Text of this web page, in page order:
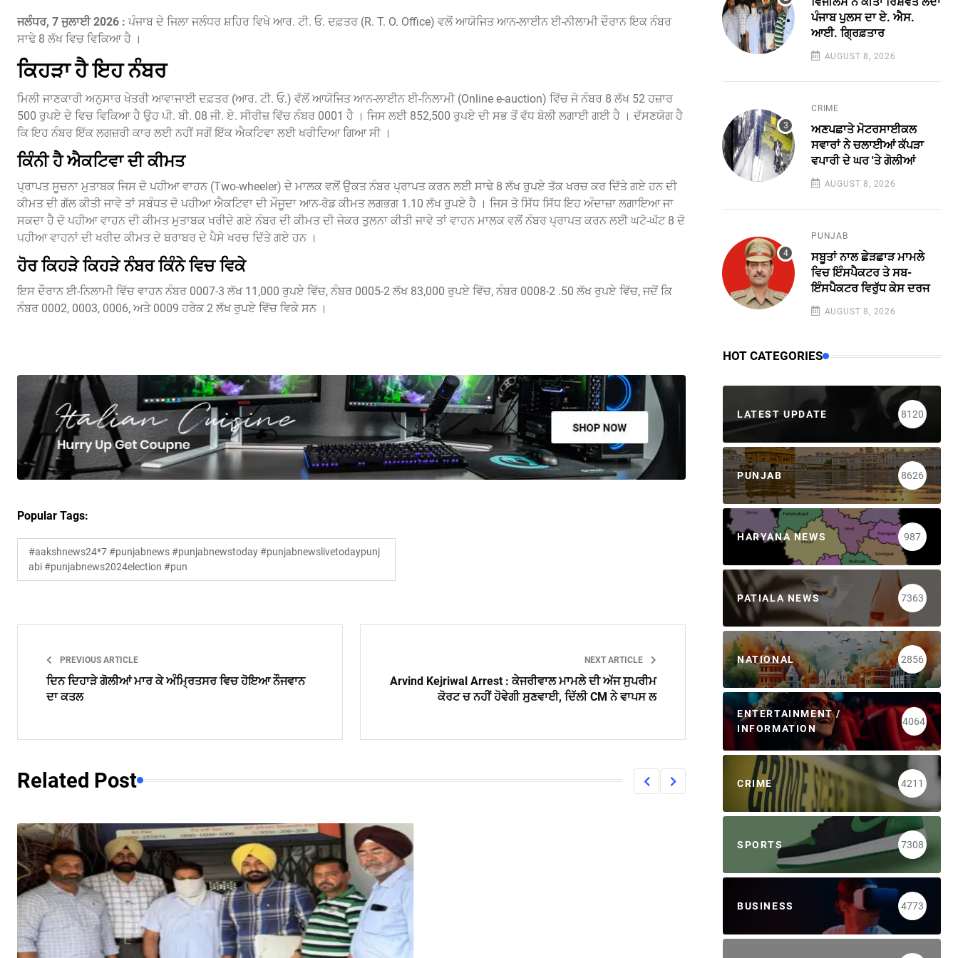
ਜਲੰਧਰ, 7 ਜੁਲਾਈ 2026 : ਪੰਜਾਬ ਦੇ ਜਿਲਾ ਜਲੰਧਰ ਸ਼ਹਿਰ ਵਿਖੇ ਆਰ. ਟੀ. ਓ. ਦਫ਼ਤਰ (R. T. O. Office) ਵਲੋਂ ਆਯੋਜਿਤ ਆਨ-ਲਾਈਨ ਈ-ਨੀਲਾਮੀ ਦੌਰਾਨ ਇਕ ਨੰਬਰ
ਸਾਢੇ 8 ਲੱਖ ਵਿਚ ਵਿਕਿਆ ਹੈ ।
ਕਿਹੜਾ ਹੈ ਇਹ ਨੰਬਰ
ਮਿਲੀ ਜਾਣਕਾਰੀ ਅਨੁਸਾਰ ਖੇਤਰੀ ਆਵਾਜਾਈ ਦਫ਼ਤਰ (ਆਰ. ਟੀ. ਓ.) ਵੱਲੋਂ ਆਯੋਜਿਤ ਆਨ-ਲਾਈਨ ਈ-ਨਿਲਾਮੀ (Online e-auction) ਵਿੱਚ ਜੋ ਨੰਬਰ 8 ਲੱਖ 52 ਹਜ਼ਾਰ
500 ਰੁਪਏ ਦੇ ਵਿਚ ਵਿਕਿਆ ਹੈ ਉਹ ਪੀ. ਬੀ. 08 ਜੀ. ਏ. ਸੀਰੀਜ਼ ਵਿੱਚ ਨੰਬਰ 0001 ਹੈ । ਜਿਸ ਲਈ 852,500 ਰੁਪਏ ਦੀ ਸਭ ਤੋਂ ਵੱਧ ਬੋਲੀ ਲਗਾਈ ਗਈ ਹੈ । ਦੱਸਣਯੋਗ ਹੈ
ਕਿ ਇਹ ਨੰਬਰ ਇੱਕ ਲਗਜ਼ਰੀ ਕਾਰ ਲਈ ਨਹੀਂ ਸਗੋਂ ਇੱਕ ਐਕਟਿਵਾ ਲਈ ਖਰੀਦਿਆ ਗਿਆ ਸੀ ।
ਕਿੰਨੀ ਹੈ ਐਕਟਿਵਾ ਦੀ ਕੀਮਤ
ਪ੍ਰਾਪਤ ਸੂਚਨਾ ਮੁਤਾਬਕ ਜਿਸ ਦੋ ਪਹੀਆ ਵਾਹਨ (Two-wheeler) ਦੇ ਮਾਲਕ ਵਲੋਂ ਉਕਤ ਨੰਬਰ ਪ੍ਰਾਪਤ ਕਰਨ ਲਈ ਸਾਢੇ 8 ਲੱਖ ਰੁਪਏ ਤੱਕ ਖਰਚ ਕਰ ਦਿੱਤੇ ਗਏ ਹਨ ਦੀ
ਕੀਮਤ ਦੀ ਗੱਲ ਕੀਤੀ ਜਾਵੇ ਤਾਂ ਸਬੰਧਤ ਦੋ ਪਹੀਆ ਐਕਟਿਵਾ ਦੀ ਮੌਜੂਦਾ ਆਨ-ਰੋਡ ਕੀਮਤ ਲਗਭਗ 1.10 ਲੱਖ ਰੁਪਏ ਹੈ । ਜਿਸ ਤੋ ਸਿੱਧ ਸਿੱਧ ਇਹ ਅੰਦਾਜ਼ਾ ਲਗਾਇਆ ਜਾ
ਸਕਦਾ ਹੈ ਦੋ ਪਹੀਆ ਵਾਹਨ ਦੀ ਕੀਮਤ ਮੁਤਾਬਕ ਖਰੀਦੇ ਗਏ ਨੰਬਰ ਦੀ ਕੀਮਤ ਦੀ ਜੇਕਰ ਤੁਲਨਾ ਕੀਤੀ ਜਾਵੇ ਤਾਂ ਵਾਹਨ ਮਾਲਕ ਵਲੋਂ ਨੰਬਰ ਪ੍ਰਾਪਤ ਕਰਨ ਲਈ ਘਟੋ-ਘੱਟ 8 ਦੋ
ਪਹੀਆ ਵਾਹਨਾਂ ਦੀ ਖਰੀਦ ਕੀਮਤ ਦੇ ਬਰਾਬਰ ਦੇ ਪੈਸੇ ਖਰਚ ਦਿੱਤੇ ਗਏ ਹਨ ।
ਹੋਰ ਕਿਹੜੇ ਕਿਹੜੇ ਨੰਬਰ ਕਿੰਨੇ ਵਿਚ ਵਿਕੇ
ਇਸ ਦੌਰਾਨ ਈ-ਨਿਲਾਮੀ ਵਿੱਚ ਵਾਹਨ ਨੰਬਰ 0007-3 ਲੱਖ 11,000 ਰੁਪਏ ਵਿੱਚ, ਨੰਬਰ 0005-2 ਲੱਖ 83,000 ਰੁਪਏ ਵਿੱਚ, ਨੰਬਰ 0008-2 .50 ਲੱਖ ਰੁਪਏ ਵਿੱਚ, ਜਦੋਂ ਕਿ
ਨੰਬਰ 0002, 0003, 0006, ਅਤੇ 0009 ਹਰੇਕ 2 ਲੱਖ ਰੁਪਏ ਵਿੱਚ ਵਿਕੇ ਸਨ ।
Popular Tags:
#aakshnews24*7 #punjabnews #punjabnewstoday #punjabnewslivetodaypunj
abi #punjabnews2024election #pun
PREVIOUS ARTICLE
ਦਿਨ ਦਿਹਾੜੇ ਗੋਲੀਆਂ ਮਾਰ ਕੇ ਅੰਮ੍ਰਿਤਸਰ ਵਿਚ ਹੋਇਆ ਨੌਜਵਾਨ
ਦਾ ਕਤਲ
NEXT ARTICLE
Arvind Kejriwal Arrest : ਕੇਜਰੀਵਾਲ ਮਾਮਲੇ ਦੀ ਅੱਜ ਸੁਪਰੀਮ
ਕੋਰਟ ਚ ਨਹੀਂ ਹੋਵੇਗੀ ਸੁਣਵਾਈ, ਦਿੱਲੀ CM ਨੇ ਵਾਪਸ ਲ
Related Post
ਪੰਜਾਬ ਪੁਲਸ ਦਾ ਏ. ਐਸ.
ਆਈ. ਗ੍ਰਿਫ਼ਤਾਰ
AUGUST 8, 2026
CRIME
ਅਣਪਛਾਤੇ ਮੋਟਰਸਾਈਕਲ
ਸਵਾਰਾਂ ਨੇ ਚਲਾਈਆਂ ਕੱਪੜਾ
ਵਪਾਰੀ ਦੇ ਘਰ 'ਤੇ ਗੋਲੀਆਂ
AUGUST 8, 2026
PUNJAB
ਸਬੂਤਾਂ ਨਾਲ ਛੇੜਛਾੜ ਮਾਮਲੇ
ਵਿਚ ਇੰਸਪੈਕਟਰ ਤੇ ਸਬ-
ਇੰਸਪੈਕਟਰ ਵਿਰੁੱਧ ਕੇਸ ਦਰਜ
AUGUST 8, 2026
HOT CATEGORIES
LATEST UPDATE 8120
PUNJAB 8626
HARYANA NEWS 987
PATIALA NEWS 7363
NATIONAL 2856
ENTERTAINMENT /
INFORMATION
4064
CRIME 4211
SPORTS 7308
BUSINESS 4773